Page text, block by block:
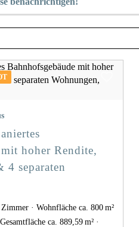
hoher Rendite,
4 separaten
Zimmer
Wohnfläche ca. 800 m²
Gesamtfläche ca. 889,59 m²